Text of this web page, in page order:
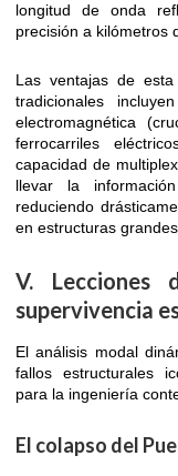
longitud de onda
precisión a kilómetros
Las ventajas de
tradicionales
electromagnética
ferrocarriles
capacidad de
llevar la
reduciendo
en estructuras
V. Lecciones
supervivencia
El análisis modal
fallos estructurales
para la ingeniería
El colapso del